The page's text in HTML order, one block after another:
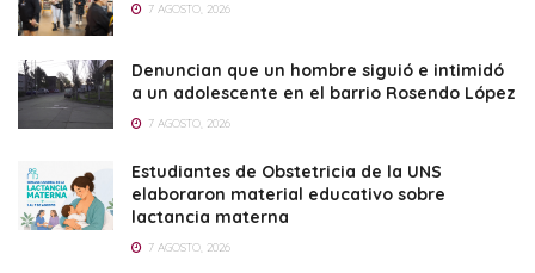
7 AGOSTO, 2026
Denuncian que un hombre siguió e intimidó
a un adolescente en el barrio Rosendo López
7 AGOSTO, 2026
Estudiantes de Obstetricia de la UNS
elaboraron material educativo sobre
lactancia materna
7 AGOSTO, 2026